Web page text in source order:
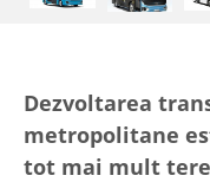
Dezvoltarea
metropolitane
tot mai mult